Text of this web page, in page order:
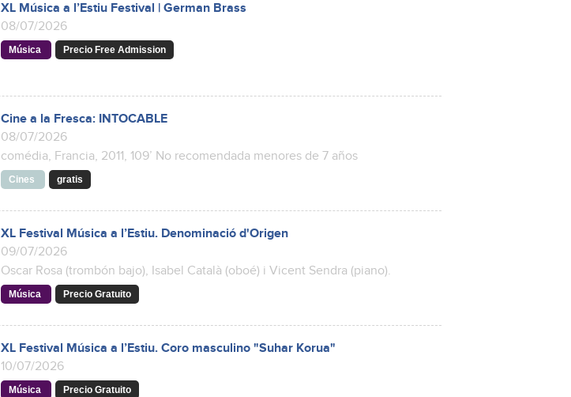
XL Música a l’Estiu Festival | German Brass
08/07/2026
Música Precio Free Admission
Cine a la Fresca: INTOCABLE
08/07/2026
comédia, Francia, 2011, 109’ No recomendada menores de 7 años
Cines gratis
XL Festival Música a l’Estiu. Denominació d'Origen
09/07/2026
Oscar Rosa (trombón bajo), Isabel Català (oboé) i Vicent Sendra (piano).
Música Precio Gratuito
XL Festival Música a l’Estiu. Coro masculino "Suhar Korua"
10/07/2026
Música Precio Gratuito